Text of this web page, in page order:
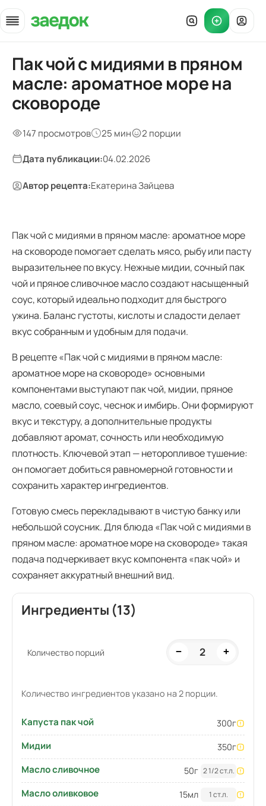
Главная
»
Рецепты
Пак-чой с мидиями в пряном масле — приготовление и
Пак чой с мидиями в пряном
масле: ароматное море на
сковороде
147 просмотров 25 мин 2 порции
Дата публикации:04.02.2026
Автор рецепта:Екатерина Зайцева
Пак чой с мидиями в пряном масле: ароматное море
на сковороде помогает сделать мясо, рыбу или пасту
выразительнее по вкусу. Нежные мидии, сочный пак
чой и пряное сливочное масло создают насыщенный
соус, который идеально подходит для быстрого
ужина. Баланс густоты, кислоты и сладости делает
вкус собранным и удобным для подачи.
В рецепте «Пак чой с мидиями в пряном масле:
ароматное море на сковороде» основными
компонентами выступают пак чой, мидии, пряное
масло, соевый соус, чеснок и имбирь. Они формируют
вкус и текстуру, а дополнительные продукты
добавляют аромат, сочность или необходимую
плотность. Ключевой этап — неторопливое тушение:
он помогает добиться равномерной готовности и
сохранить характер ингредиентов.
Готовую смесь перекладывают в чистую банку или
небольшой соусник. Для блюда «Пак чой с мидиями в
пряном масле: ароматное море на сковороде» такая
подача подчеркивает вкус компонента «пак чой» и
сохраняет аккуратный внешний вид.
Ингредиенты (13)
Количество порций − 2 +
Количество ингредиентов указано на 2 порции.
Капуста пак чой 300г
Мидии 350г
Масло сливочное 50г 2 1/2 ст.л.
Масло оливковое 15мл 1 ст.л.